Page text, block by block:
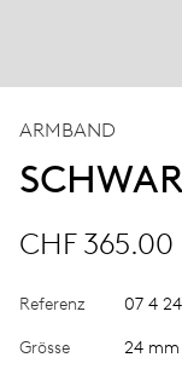
ARMBAND
CHF 365.00
Referenz 07 4
Grösse 24 mm